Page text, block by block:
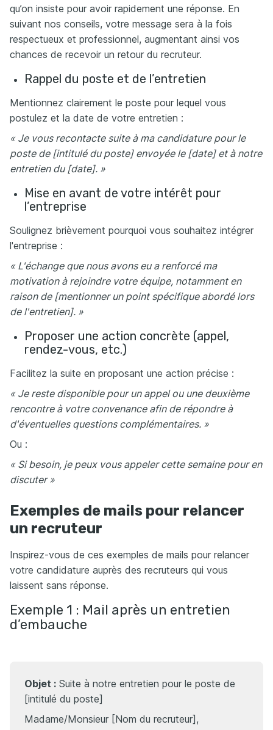
qu’on insiste pour avoir rapidement une réponse. En
suivant nos conseils, votre message sera à la fois
respectueux et professionnel, augmentant ainsi vos
chances de recevoir un retour du recruteur.
Rappel du poste et de l’entretien
Mentionnez clairement le poste pour lequel vous
postulez et la date de votre entretien :
« Je vous recontacte suite à ma candidature pour le
poste de [intitulé du poste] envoyée le [date] et à notre
entretien du [date]. »
Mise en avant de votre intérêt pour
l’entreprise
Soulignez brièvement pourquoi vous souhaitez intégrer
l'entreprise :
« L'échange que nous avons eu a renforcé ma
motivation à rejoindre votre équipe, notamment en
raison de [mentionner un point spécifique abordé lors
de l'entretien]. »
Proposer une action concrète (appel,
rendez-vous, etc.)
Facilitez la suite en proposant une action précise :
« Je reste disponible pour un appel ou une deuxième
rencontre à votre convenance afin de répondre à
d'éventuelles questions complémentaires. »
Ou :
« Si besoin, je peux vous appeler cette semaine pour en
discuter »
Exemples de mails pour relancer
un recruteur
Inspirez-vous de ces exemples de mails pour relancer
votre candidature auprès des recruteurs qui vous
laissent sans réponse.
Exemple 1 : Mail après un entretien
d’embauche
Objet : Suite à notre entretien pour le poste de
[intitulé du poste]
Madame/Monsieur [Nom du recruteur],